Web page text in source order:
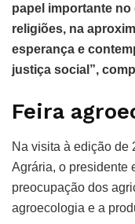
papel importante
religiões, na
esperança e
justiça social”,
Feira
Na visita à edição de
Agrária, o presidente
preocupação dos
agroecologia e a